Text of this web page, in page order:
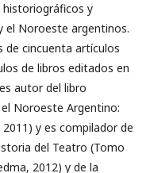
historiográficos y
el Noroeste argentinos.
de cincuenta artículos
de libros editados en
autor del libro
Noroeste Argentino:
y es compilador de
del Teatro (Tomo
2012) y de la